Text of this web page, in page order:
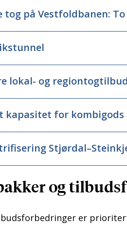
tog på Vestfoldbanen:
lokal- og
kapasitet for kombigods
og
er